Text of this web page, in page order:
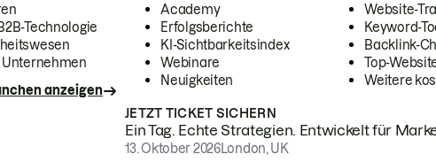
Technologie
Unternehmen
anzeigen
Academy
Erfolgsberichte
KI-Sichtbarkeitsindex
Webinare
Neuigkeiten
Website-
Keyword-
Backlink-
Top-
Weitere
JETZT TICKET SICHERN
Ein Tag. Echte Strategien. Entwickelt für
13. Oktober 2026London, UK